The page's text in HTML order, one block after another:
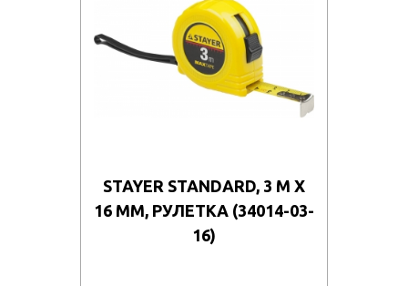
STAYER STANDARD, 3 М Х
16 ММ, РУЛЕТКА (34014-03-
16)